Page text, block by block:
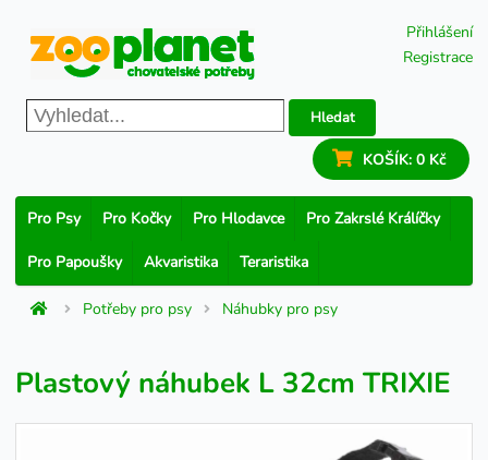
Přihlášení
Registrace
Hledat
KOŠÍK: 0 Kč
Pro Psy Pro Kočky Pro Hlodavce Pro Zakrslé Králíčky
Pro Papoušky Akvaristika Teraristika
Potřeby pro psy Náhubky pro psy
Plastový náhubek L 32cm TRIXIE